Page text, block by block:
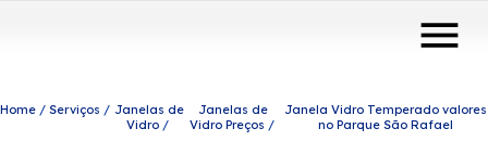
menu
Home Serviços
Janelas de
Vidro
Janelas de
Vidro Preços
Janela Vidro Temperado valores
no Parque São Rafael